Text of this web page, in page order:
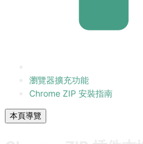
瀏覽器擴充功能
Chrome ZIP 安裝指南
本頁導覽